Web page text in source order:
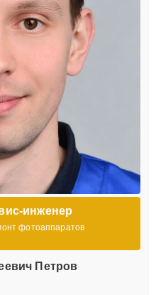
инженер
фотоаппаратов
Петров